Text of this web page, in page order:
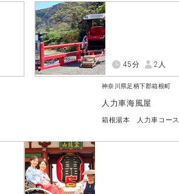
神奈川県足柄下郡箱根町
人力車海風屋
箱根湯本 人力車コース
45分 2人